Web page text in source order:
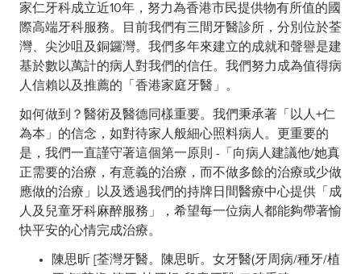
家仁牙科成立近10年，努力為香港市民提供物有所值的國
際高端牙科服務。目前我們有三間牙醫診所，分別位於荃
灣、尖沙咀及銅鑼灣。我們多年來建立的成就和聲譽是建
基於數以萬計的病人對我們的信任。我們努力成為值得病
人信賴以及推薦的「香港家庭牙醫」。
如何做到？醫術及醫德同樣重要。我們秉承著「以人+仁
為本」的信念，如對待家人般細心照料病人。更重要的
是，我們一直謹守著這個第一原則 -「向病人建議他/她真
正需要的治療，有意義的治療，而不做多餘的治療或少做
應做的治療」以及透過我們的持牌日間醫療中心提供「成
人及兒童牙科麻醉服務」，希望每一位病人都能夠帶著愉
快平安的心情完成治療。
陳思昕 [荃灣牙醫。陳思昕。女牙醫(牙周病/種牙/植